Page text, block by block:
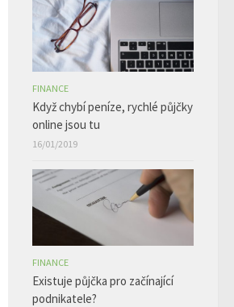
FINANCE
Když chybí peníze, rychlé půjčky
online jsou tu
16/01/2019
FINANCE
Existuje půjčka pro začínající
podnikatele?